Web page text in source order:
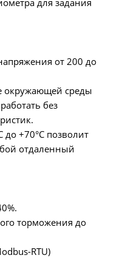
для задания
от 200 до
окружающей среды
без
до +70°C позволит
отдаленный
торможения до
RTU)